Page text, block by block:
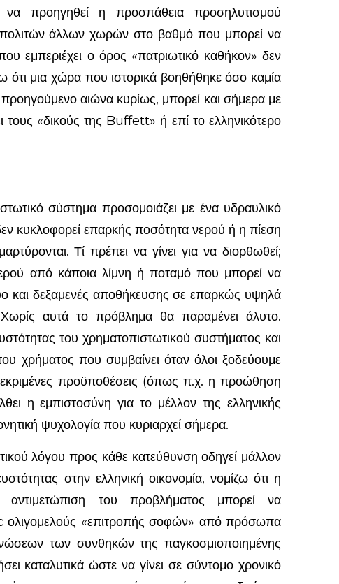
προηγηθεί η προσπάθεια προσηλυτισμού
άλλων χωρών στο βαθμό που μπορεί να
εμπεριέχει ο όρος «πατριωτικό καθήκον» δεν
ότι μια χώρα που ιστορικά βοηθήθηκε όσο καμία
αιώνα κυρίως, μπορεί και σήμερα με
τους «δικούς της Buffett» ή επί το ελληνικότερο
σύστημα προσομοιάζει με ένα υδραυλικό
κυκλοφορεί επαρκής ποσότητα νερού ή η πίεση
Τί πρέπει να γίνει για να διορθωθεί;
από κάποια λίμνη ή ποταμό που μπορεί να
και δεξαμενές αποθήκευσης σε επαρκώς υψηλά
αυτά το πρόβλημα θα παραμένει άλυτο.
του χρηματοπιστωτικού συστήματος και
χρήματος που συμβαίνει όταν όλοι ξοδεύουμε
προϋποθέσεις (όπως π.χ. η προώθηση
η εμπιστοσύνη για το μέλλον της ελληνικής
ψυχολογία που κυριαρχεί σήμερα.
λόγου προς κάθε κατεύθυνση οδηγεί μάλλον
στην ελληνική οικονομία, νομίζω ότι η
του προβλήματος μπορεί να
«επιτροπής σοφών» από πρόσωπα
των συνθηκών της παγκοσμιοποιημένης
καταλυτικά ώστε να γίνει σε σύντομο χρονικό